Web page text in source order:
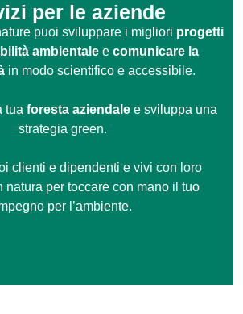
per le aziende
puoi sviluppare i migliori progetti
ambientalee comunicare la
in modo scientifico e accessibile.
tua foresta aziendale e sviluppa una
strategia green.
clienti e dipendenti e vivi con loro
natura per toccare con mano il tuo
per l’ambiente.